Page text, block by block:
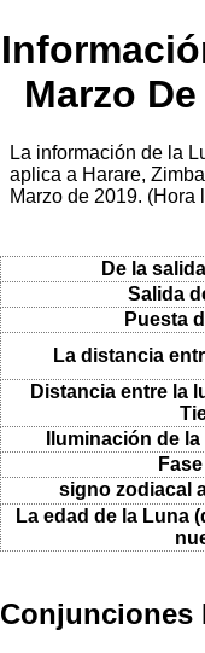
Marzo
La información de la
aplica a Harare,
Marzo de 2019. (Hora
De la
Salida
Puesta
La distancia
Distancia entre la
Iluminación de
signo zodiacal
La edad de la Luna
Conjunciones